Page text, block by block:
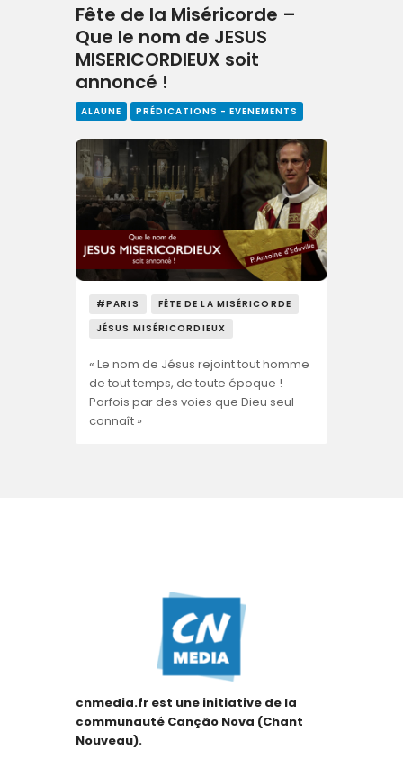
Fête de la Miséricorde –
Que le nom de JESUS
MISERICORDIEUX soit
annoncé !
ALAUNE PRÉDICATIONS - EVENEMENTS
#PARIS
FÊTE DE LA MISÉRICORDE
JÉSUS MISÉRICORDIEUX
« Le nom de Jésus rejoint tout homme
de tout temps, de toute époque !
Parfois par des voies que Dieu seul
connaît »
cnmedia.fr est une initiative de la
communauté Canção Nova (Chant
Nouveau).